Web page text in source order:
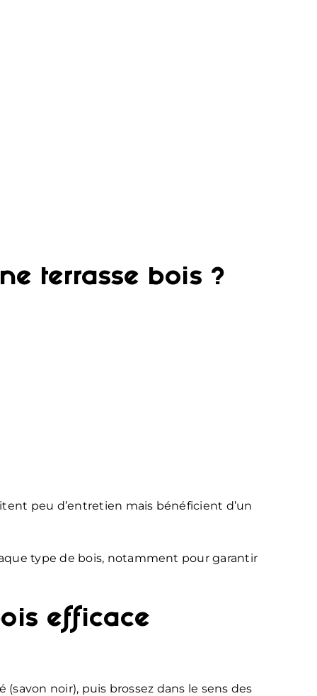
terrasse bois ?
peu d’entretien mais bénéficient d’un
type de bois, notamment pour garantir
efficace
noir), puis brossez dans le sens des